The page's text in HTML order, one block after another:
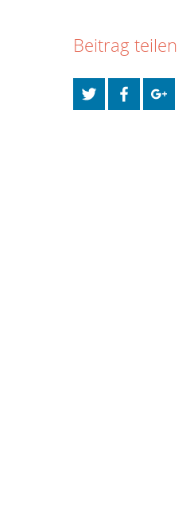
Beitrag teilen